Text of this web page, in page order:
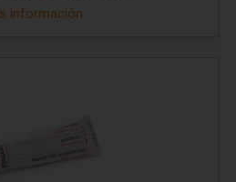
información